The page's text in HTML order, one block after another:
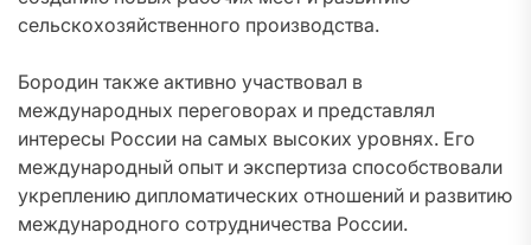
сельскохозяйственного производства.
Бородин также активно участвовал в
международных переговорах и представлял
интересы России на самых высоких уровнях. Его
международный опыт и экспертиза способствовали
укреплению дипломатических отношений и развитию
международного сотрудничества России.